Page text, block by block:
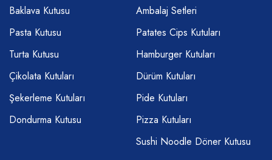
Baklava Kutusu
Pasta Kutusu
Turta Kutusu
Çikolata Kutuları
Şekerleme Kutuları
Dondurma Kutusu
Ambalaj Setleri
Patates Cips Kutuları
Hamburger Kutuları
Dürüm Kutuları
Pide Kutuları
Pizza Kutuları
Sushi Noodle Döner Kutusu